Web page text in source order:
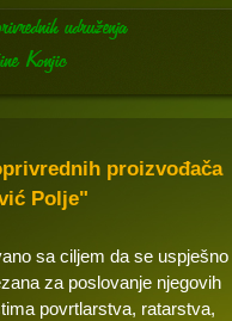
proizvođača
Polje"
sa ciljem da se uspješno
za poslovanje njegovih
povrtlarstva, ratarstva,